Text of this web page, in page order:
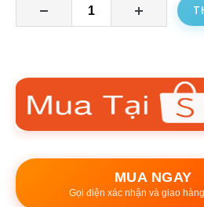
MUA NGAY
Gọi điện xác nhận và giao